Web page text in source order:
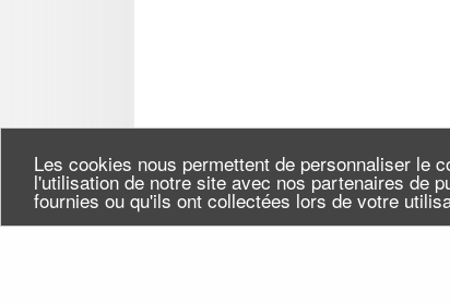
Les cookies nous permettent de personnaliser le
l'utilisation de notre site avec nos partenaires de
fournies ou qu'ils ont collectées lors de votre